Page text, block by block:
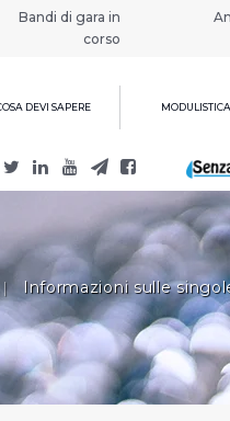
Bandi di gara in
corso
DEVI SAPERE MODULISTICA
| Informazioni sulle